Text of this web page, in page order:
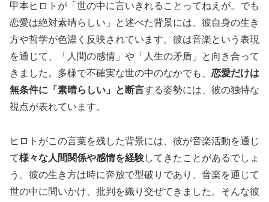
甲本ヒロトが「世の中に言いきれることってねえが。でも
恋愛は絶対素晴らしい」と述べた背景には、彼自身の生き
方や哲学が色濃く反映されています。彼は音楽という表現
を通じて、「人間の感情」や「人生の矛盾」と向き合って
きました。多様で不確実な世の中のなかでも、 恋愛だけは
無条件に「素晴らしい」と断言する姿勢には、彼の独特な
視点が表れています。
ヒロトがこの言葉を残した背景には、彼が音楽活動を通じ
て様々な人間関係や感情を経験してきたことがあるでしょ
う。彼の生き方は時に奔放で型破りであり、音楽を通じて
世の中に問いかけ、批判を織り交ぜてきました。そんな彼